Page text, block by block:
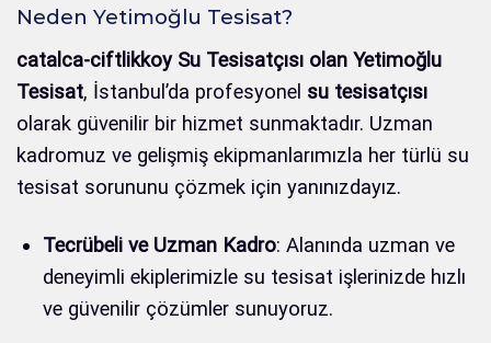
Neden Yetimoğlu Tesisat?
catalca-ciftlikkoy Su Tesisatçısı olan Yetimoğlu
Tesisat, İstanbul’da profesyonel su tesisatçısı
olarak güvenilir bir hizmet sunmaktadır. Uzman
kadromuz ve gelişmiş ekipmanlarımızla her türlü su
tesisat sorununu çözmek için yanınızdayız.
Tecrübeli ve Uzman Kadro: Alanında uzman ve
deneyimli ekiplerimizle su tesisat işlerinizde hızlı
ve güvenilir çözümler sunuyoruz.